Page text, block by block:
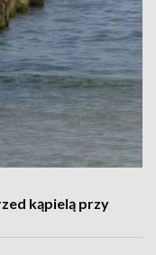
kąpielą przy